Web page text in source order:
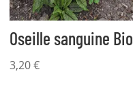
Oseille sanguine Bio
3,20€